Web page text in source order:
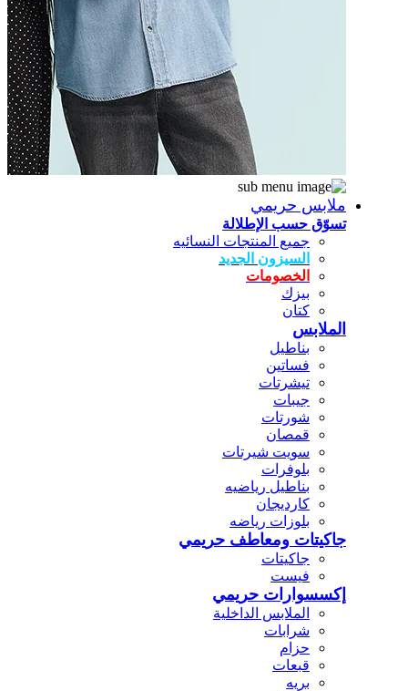
ملابس حريمي
تسوّق حسب الإطلالة
جميع المنتجات النسائيه
السيزون الجديد
الخصومات
بيزك
كتان
الملابس
بناطيل
فساتين
تيشرتات
جيبات
شورتات
قمصان
سويت شيرتات
بلوفرات
بناطيل رياضيه
كارديجان
بلوزات رياضه
جاكيتات ومعاطف حريمي
جاكيتات
فيست
إكسسوارات حريمي
الملابس الداخلية
شرابات
حزام
قبعات
بريه